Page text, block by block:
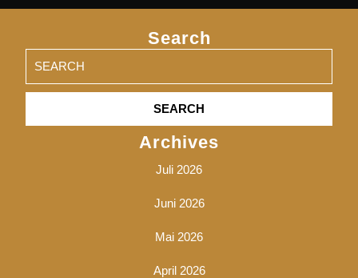
Search
for:
Archives
Juli 2026
Juni 2026
Mai 2026
April 2026